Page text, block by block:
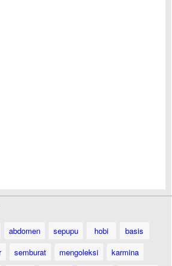
abdomen sepupu hobi
basis
semburat mengoleksi karmina